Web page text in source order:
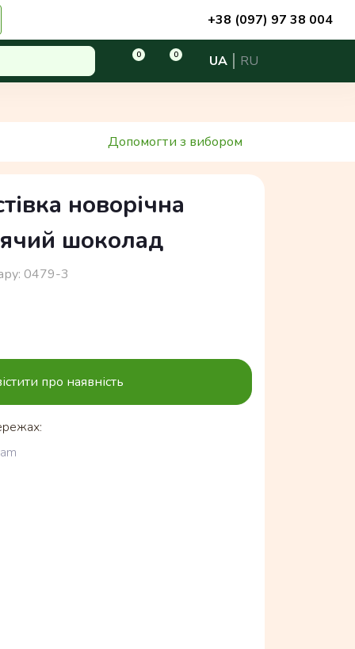
+38 (097) 97 38 004
0 0 UA RU
Допомогти з вибором
новорічна
шоколад
0479-3
про наявність